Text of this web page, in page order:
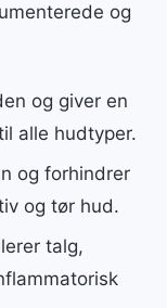
og
og giver en
alle hudtyper.
og forhindrer
og tør hud.
talg,